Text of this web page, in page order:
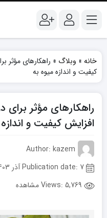
خانه » وبلاگ » راهکارهای
کیفیت و اندازه میوه به
راهکارهای مؤثر
افزایش کیفیت و
Author: kazem
5,769 مشاهده